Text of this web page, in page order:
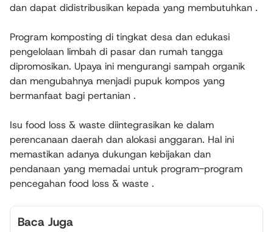
dan dapat didistribusikan kepada yang membutuhkan .
Program komposting di tingkat desa dan edukasi
pengelolaan limbah di pasar dan rumah tangga
dipromosikan. Upaya ini mengurangi sampah organik
dan mengubahnya menjadi pupuk kompos yang
bermanfaat bagi pertanian .
Isu food loss & waste diintegrasikan ke dalam
perencanaan daerah dan alokasi anggaran. Hal ini
memastikan adanya dukungan kebijakan dan
pendanaan yang memadai untuk program-program
pencegahan food loss & waste .
Baca Juga